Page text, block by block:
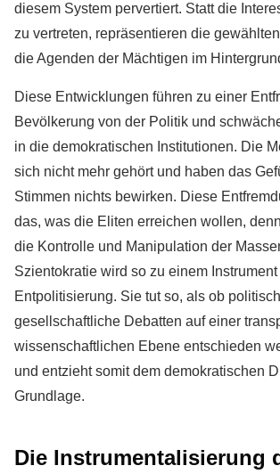
diesem System pervertiert. Statt die
zu vertreten, repräsentieren die
die Agenden der Mächtigen im
Diese Entwicklungen führen zu einer
Bevölkerung von der Politik und
in die demokratischen Institutionen. Die
sich nicht mehr gehört und haben das
Stimmen nichts bewirken. Diese
das, was die Eliten erreichen wollen,
die Kontrolle und Manipulation der
Szientokratie wird so zu einem Instrument
Entpolitisierung. Sie tut so, als ob
gesellschaftliche Debatten auf einer
wissenschaftlichen Ebene entschieden
und entzieht somit dem demokratischen
Grundlage.
Die Instrumentalisierung